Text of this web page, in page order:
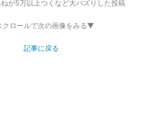
が5万以上つくなど大バズりした投稿
ロールで次の画像をみる▼
記事に戻る